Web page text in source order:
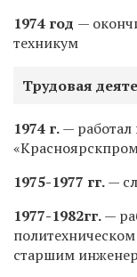
1974 год —
техникум
Трудовая
1974 г.— работал
1975-1977 гг.—
1977-1982гг.—
старшим